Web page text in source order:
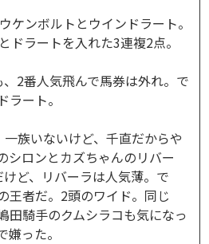
ケンボルトとウインドラート。
ドラートを入れた3連複2点。
2番人気飛んで馬券は外れ。で
ート。
族いないけど、千直だからや
シロンとカズちゃんのリバー
ど、リバーラは人気薄。で
王者だ。2頭のワイド。同じ
田騎手のクムシラコも気になっ
った。